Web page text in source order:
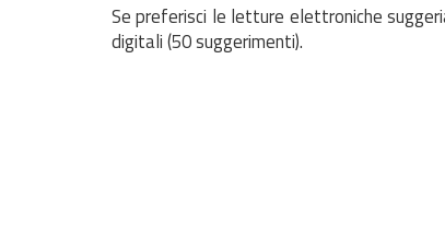
Se preferisci le letture elettroniche
digitali (50 suggerimenti).